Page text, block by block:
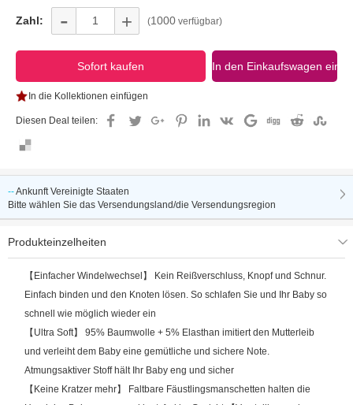
Zahl: - + (1000 verfügbar)
In die Kollektionen einfügen
Diesen Deal teilen:
--Ankunft Vereinigte Staaten
Bitte wählen Sie das Versendungsland/die Versendungsregion
Produkteinzelheiten
【Einfacher Windelwechsel】 Kein Reißverschluss, Knopf und Schnur.
Einfach binden und den Knoten lösen. So schlafen Sie und Ihr Baby so
schnell wie möglich wieder ein
【Ultra Soft】 95% Baumwolle + 5% Elasthan imitiert den Mutterleib
und verleiht dem Baby eine gemütliche und sichere Note.
Atmungsaktiver Stoff hält Ihr Baby eng und sicher
【Keine Kratzer mehr】 Faltbare Fäustlingsmanschetten halten die